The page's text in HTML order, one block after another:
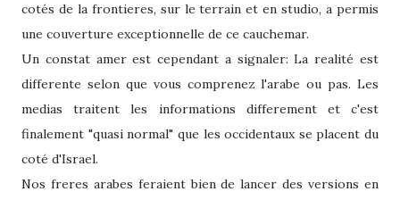
cotés de la frontieres, sur le terrain et en studio, a permis
une couverture exceptionnelle de ce cauchemar.
Un constat amer est cependant a signaler: La realité est
differente selon que vous comprenez l'arabe ou pas. Les
medias traitent les informations differement et c'est
finalement "quasi normal" que les occidentaux se placent du
coté d'Israel.
Nos freres arabes feraient bien de lancer des versions en